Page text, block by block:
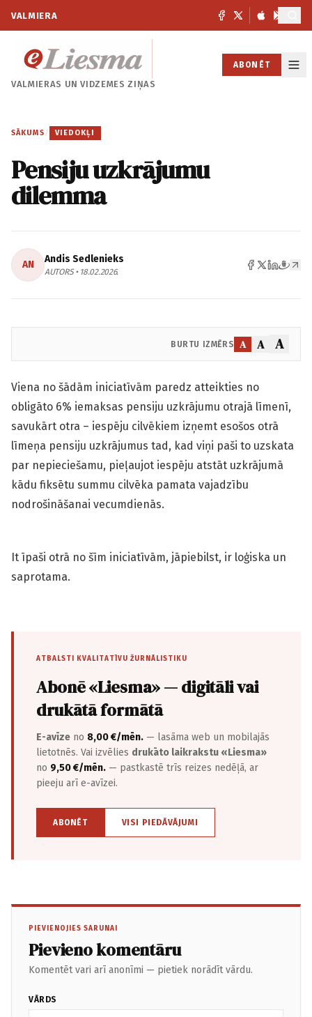
VALMIERA
VALMIERAS UNVIDZEMES ZIŅAS
ABONĒT
SĀKUMS / VIEDOKĻI
Pensiju uzkrājumu
dilemma
AN Andis Sedlenieks
AUTORS • 18.02.2026.
BURTU IZMĒRS A A A
Viena no šādām iniciatīvām paredz atteikties no
obligāto 6% iemaksas pensiju uzkrājumu otrajā līmenī,
savukārt otra – iespēju cilvēkiem izņemt esošos otrā
līmeņa pensiju uzkrājumus tad, kad viņi paši to uzskata
par nepieciešamu, pieļaujot iespēju atstāt uzkrājumā
kādu fiksētu summu cilvēka pamata vajadzību
nodrošināšanai vecumdienās.
It īpaši otrā no šīm iniciatīvām, jāpiebilst, ir loģiska un
saprotama.
ATBALSTI KVALITATĪVU ŽURNĀLISTIKU
Abonē «Liesma» — digitāli vai
drukātā formātā
E-avīze no 8,00 €/mēn. — lasāma web un mobilajās
lietotnēs. Vai izvēlies drukāto laikrakstu «Liesma»
no 9,50 €/mēn. — pastkastē trīs reizes nedēļā, ar
pieeju arī e-avīzei.
ABONĒT VISI PIEDĀVĀJUMI
PIEVIENOJIES SARUNAI
Pievieno komentāru
Komentēt vari arī anonīmi — pietiek norādīt vārdu.
VĀRDS